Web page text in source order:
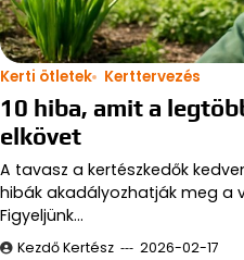
Kerti ötletek Kerttervezés
10 hiba, amit a
elkövet
A tavasz a kertészkedők
hibák akadályozhatják meg a
Figyeljünk…
Kezdő Kertész 2026-02-17